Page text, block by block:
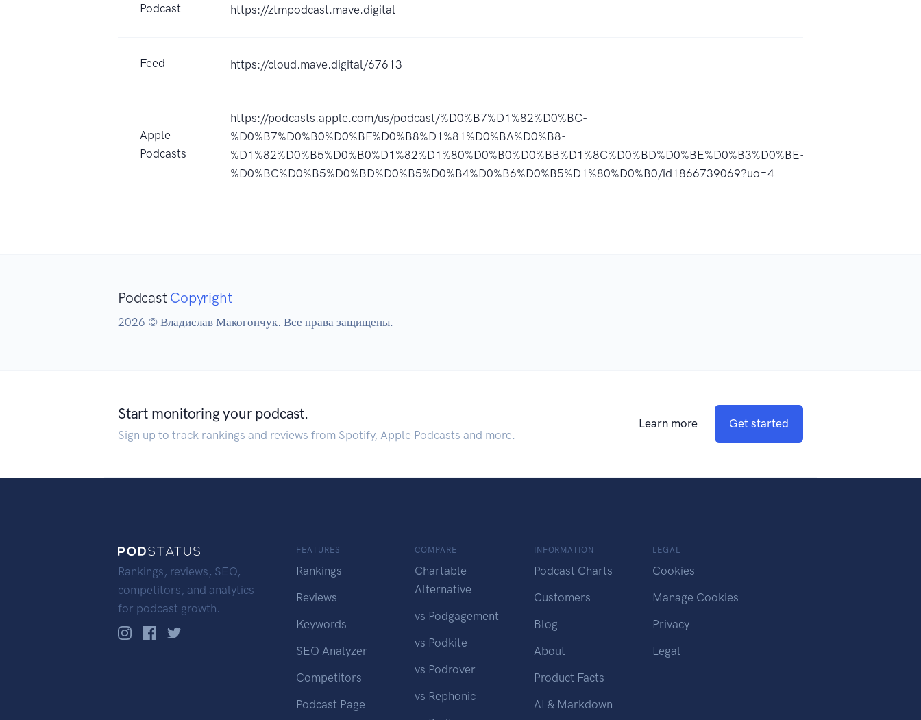
Podcast https://ztmpodcast.mave.digital
Feed https://cloud.mave.digital/67613
Apple
Podcasts
https://podcasts.apple.com/us/podcast/%D0%B7%D1%82%D0%BC-
%D0%B7%D0%B0%D0%BF%D0%B8%D1%81%D0%BA%D0%B8-
%D1%82%D0%B5%D0%B0%D1%82%D1%80%D0%B0%D0%BB%D1%8C%D0%BD%D0%BE%D0%B3%D0%BE-
%D0%BC%D0%B5%D0%BD%D0%B5%D0%B4%D0%B6%D0%B5%D1%80%D0%B0/id1866739069?uo=4
Podcast Copyright
2026 © Владислав Макогончук. Все права защищены.
Start monitoring your podcast.
Sign up to track rankings and reviews from Spotify, Apple Podcasts and more.
Learn more Get started
Rankings, reviews, SEO,
competitors, and analytics
for podcast growth.
FEATURES
Rankings
Reviews
Keywords
SEO Analyzer
Competitors
Podcast Page
COMPARE
Chartable
Alternative
vs Podgagement
vs Podkite
vs Podrover
vs Rephonic
INFORMATION
Podcast Charts
Customers
Blog
About
Product Facts
AI & Markdown
LEGAL
Cookies
Manage Cookies
Privacy
Legal